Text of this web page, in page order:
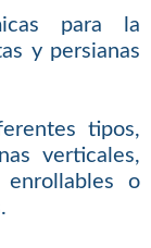
para la
y persianas
tipos,
verticales,
enrollables o